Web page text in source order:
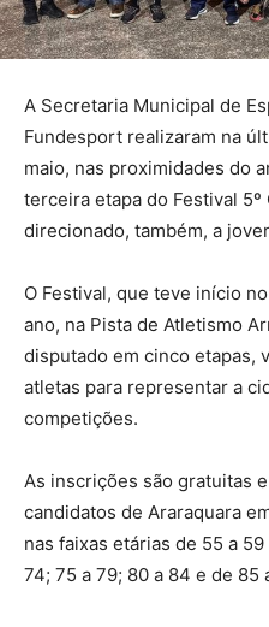
A Secretaria Municipal de
Fundesport realizaram na
maio, nas proximidades do
terceira etapa do Festival
direcionado, também, a
O Festival, que teve início
ano, na Pista de Atletismo
disputado em cinco etapas,
atletas para representar a
competições.
As inscrições são gratuitas
candidatos de Araraquara
nas faixas etárias de 55 a
74; 75 a 79; 80 a 84 e de 85